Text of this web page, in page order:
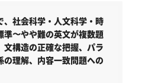
、社会科学・人文科学・時
準〜やや難の英文が複数題
文構造の正確な把握、パラ
の理解、内容一致問題への